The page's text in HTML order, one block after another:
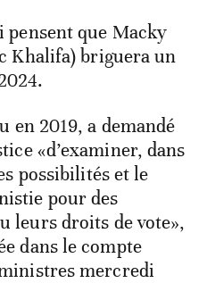
que Macky
Khalifa) briguera un
en 2019, a demandé
«d’examiner, dans
possibilités et le
pour des
leurs droits de vote»,
dans le compte
mercredi